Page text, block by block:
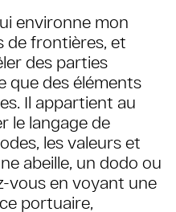
environne mon
de frontières, et
des parties
que des éléments
Il appartient au
le langage de
les valeurs et
abeille, un dodo ou
vous en voyant une
portuaire,